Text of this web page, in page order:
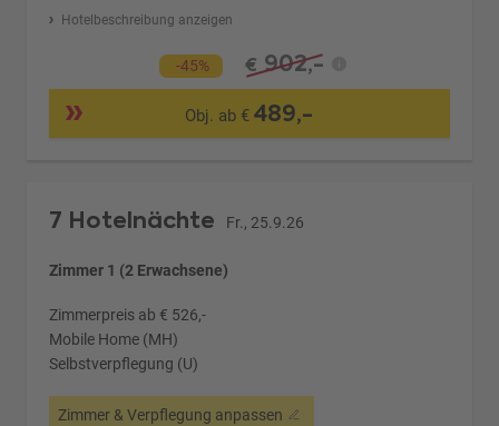
Hotelbeschreibung anzeigen
-45% € 902,-
Obj. ab €489,-
7 Hotelnächte Fr., 25.9.26
Zimmer 1 (2 Erwachsene)
Zimmerpreis ab € 526,-
Mobile Home (MH)
Selbstverpflegung (U)
Zimmer & Verpflegung anpassen